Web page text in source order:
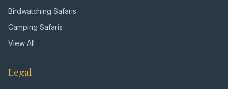
Birdwatching Safaris
Camping Safaris
View All
Legal